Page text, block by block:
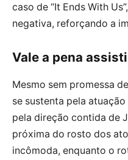
caso de “It Ends With
negativa, reforçando a
Vale a pena
Mesmo sem promessa
se sustenta pela
pela direção contida de
próxima do rosto dos
incômoda, enquanto o